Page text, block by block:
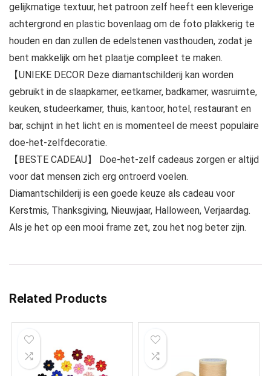
gelijkmatige textuur, het patroon zelf heeft een kleverige
achtergrond en plastic bovenlaag om de foto plakkerig te
houden en dan zullen de edelstenen vasthouden, zodat je
bent makkelijk om het plaatje compleet te maken.
【UNIEKE DECOR Deze diamantschilderij kan worden
gebruikt in de slaapkamer, eetkamer, badkamer, wasruimte,
keuken, studeerkamer, thuis, kantoor, hotel, restaurant en
bar, schijnt in het licht en is momenteel de meest populaire
doe-het-zelfdecoratie.
【BESTE CADEAU】 Doe-het-zelf cadeaus zorgen er altijd
voor dat mensen zich erg ontroerd voelen.
Diamantschilderij is een goede keuze als cadeau voor
Kerstmis, Thanksgiving, Nieuwjaar, Halloween, Verjaardag.
Als je het op een mooi frame zet, zou het nog beter zijn.
Related Products